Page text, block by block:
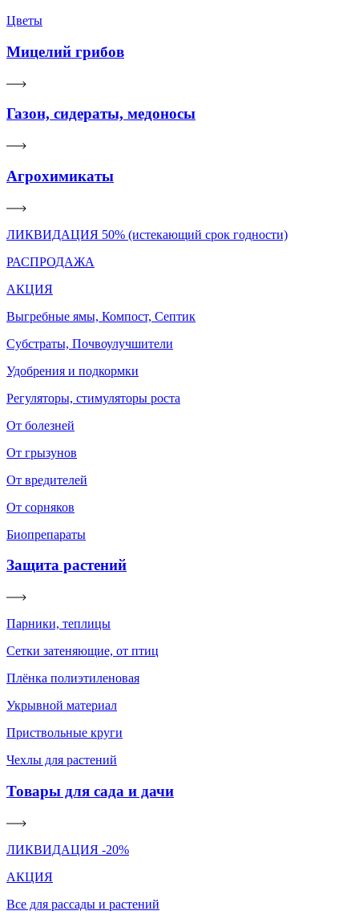
Цветы
Мицелий грибов
Газон, сидераты, медоносы
Агрохимикаты
ЛИКВИДАЦИЯ 50% (истекающий срок годности)
РАСПРОДАЖА
АКЦИЯ
Выгребные ямы, Компост, Септик
Субстраты, Почвоулучшители
Удобрения и подкормки
Регуляторы, стимуляторы роста
От болезней
От грызунов
От вредителей
От сорняков
Биопрепараты
Защита растений
Парники, теплицы
Сетки затеняющие, от птиц
Плёнка полиэтиленовая
Укрывной материал
Приствольные круги
Чехлы для растений
Товары для сада и дачи
ЛИКВИДАЦИЯ -20%
АКЦИЯ
Все для рассады и растений